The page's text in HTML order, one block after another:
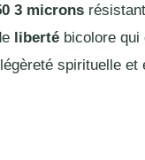
3 microns
libertébicolore qui
spirituelle et